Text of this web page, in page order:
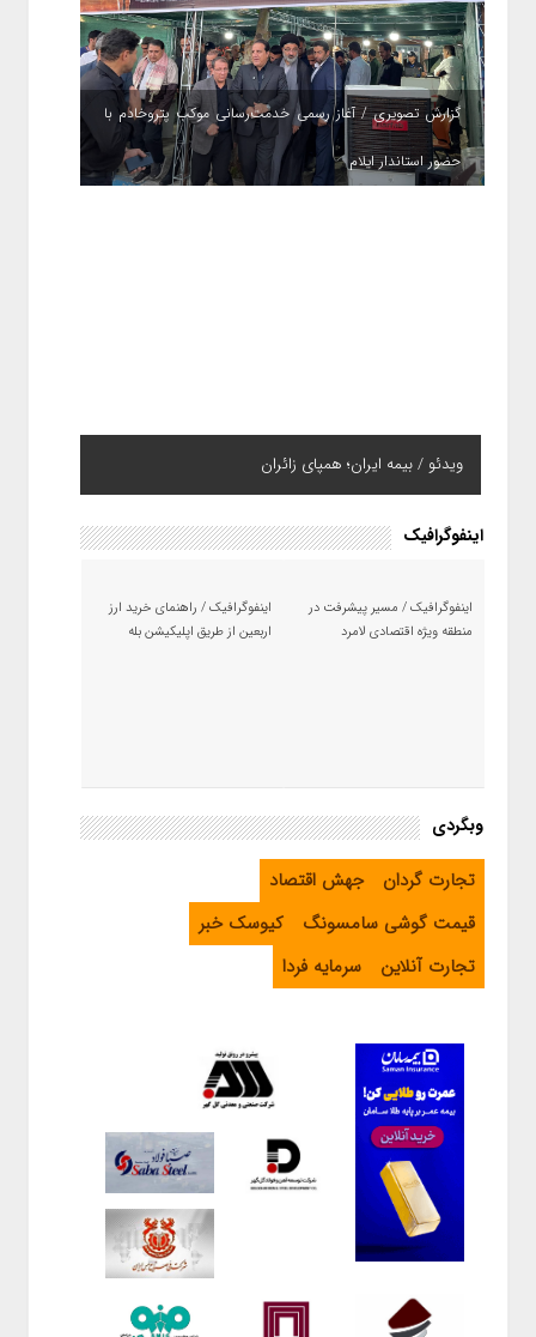
گزارش تصویری / آغاز رسمی خدمت‌رسانی موکب پتروخادم با
حضور استاندار ایلام
ویدئو / بیمه ایران؛ همپای زائران
اینفوگرافیک
اینفوگرافیک / مسیر پیشرفت در
منطقه ویژه اقتصادی لامرد
اینفوگرافیک / راهنمای خرید ارز
اربعین از طریق اپلیکیشن بله
وبگردی
تجارت گردان
جهش اقتصاد
قیمت گوشی سامسونگ
کیوسک خبر
تجارت آنلاین
سرمایه فردا